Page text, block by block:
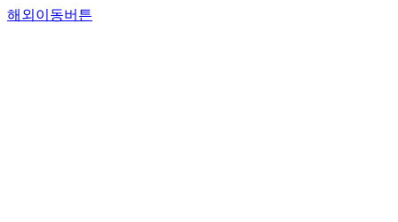
해외이동버튼